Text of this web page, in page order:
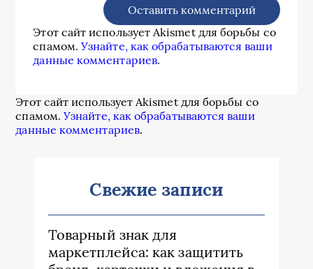
Этот сайт использует Akismet для борьбы со
спамом.Узнайте, как обрабатываются ваши
данные комментариев.
Этот сайт использует Akismet для борьбы со
спамом.Узнайте, как обрабатываются ваши
данные комментариев.
Свежие записи
Товарный знак для
маркетплейса: как защитить